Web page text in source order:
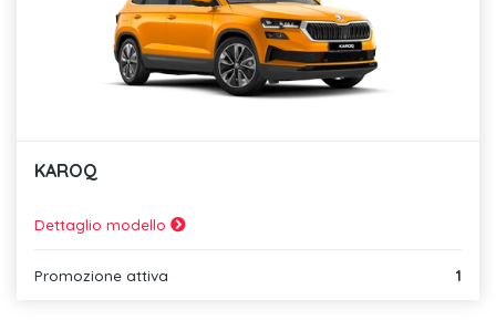
KAROQ
Dettaglio modello
Promozione attiva 1